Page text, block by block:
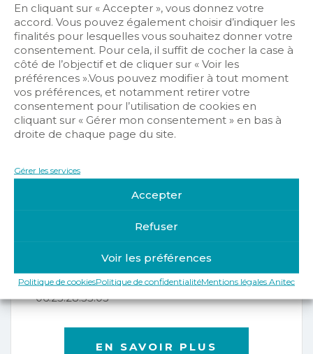
En cliquant sur « Accepter », vous donnez votre
accord. Vous pouvez également choisir d’indiquer les
finalités pour lesquelles vous souhaitez donner votre
consentement. Pour cela, il suffit de cocher la case à
côté de l’objectif et de cliquer sur « Voir les
préférences ».Vous pouvez modifier à tout moment
vos préférences, et notamment retirer votre
consentement pour l’utilisation de cookies en
cliquant sur « Gérer mon consentement » en bas à
droite de chaque page du site.
Gérer les services
Accepter
Refuser
Voir les préférences
Politique de cookiesPolitique de confidentialitéMentions légales Anitec
Remise tarifaire sur catalogue pour les
adhérents
Objectifs de la formation
bâtiment
Respecter les normes et la
Conseillère Emploi Formation
06.23.28.55.03
EN SAVOIR PLUS